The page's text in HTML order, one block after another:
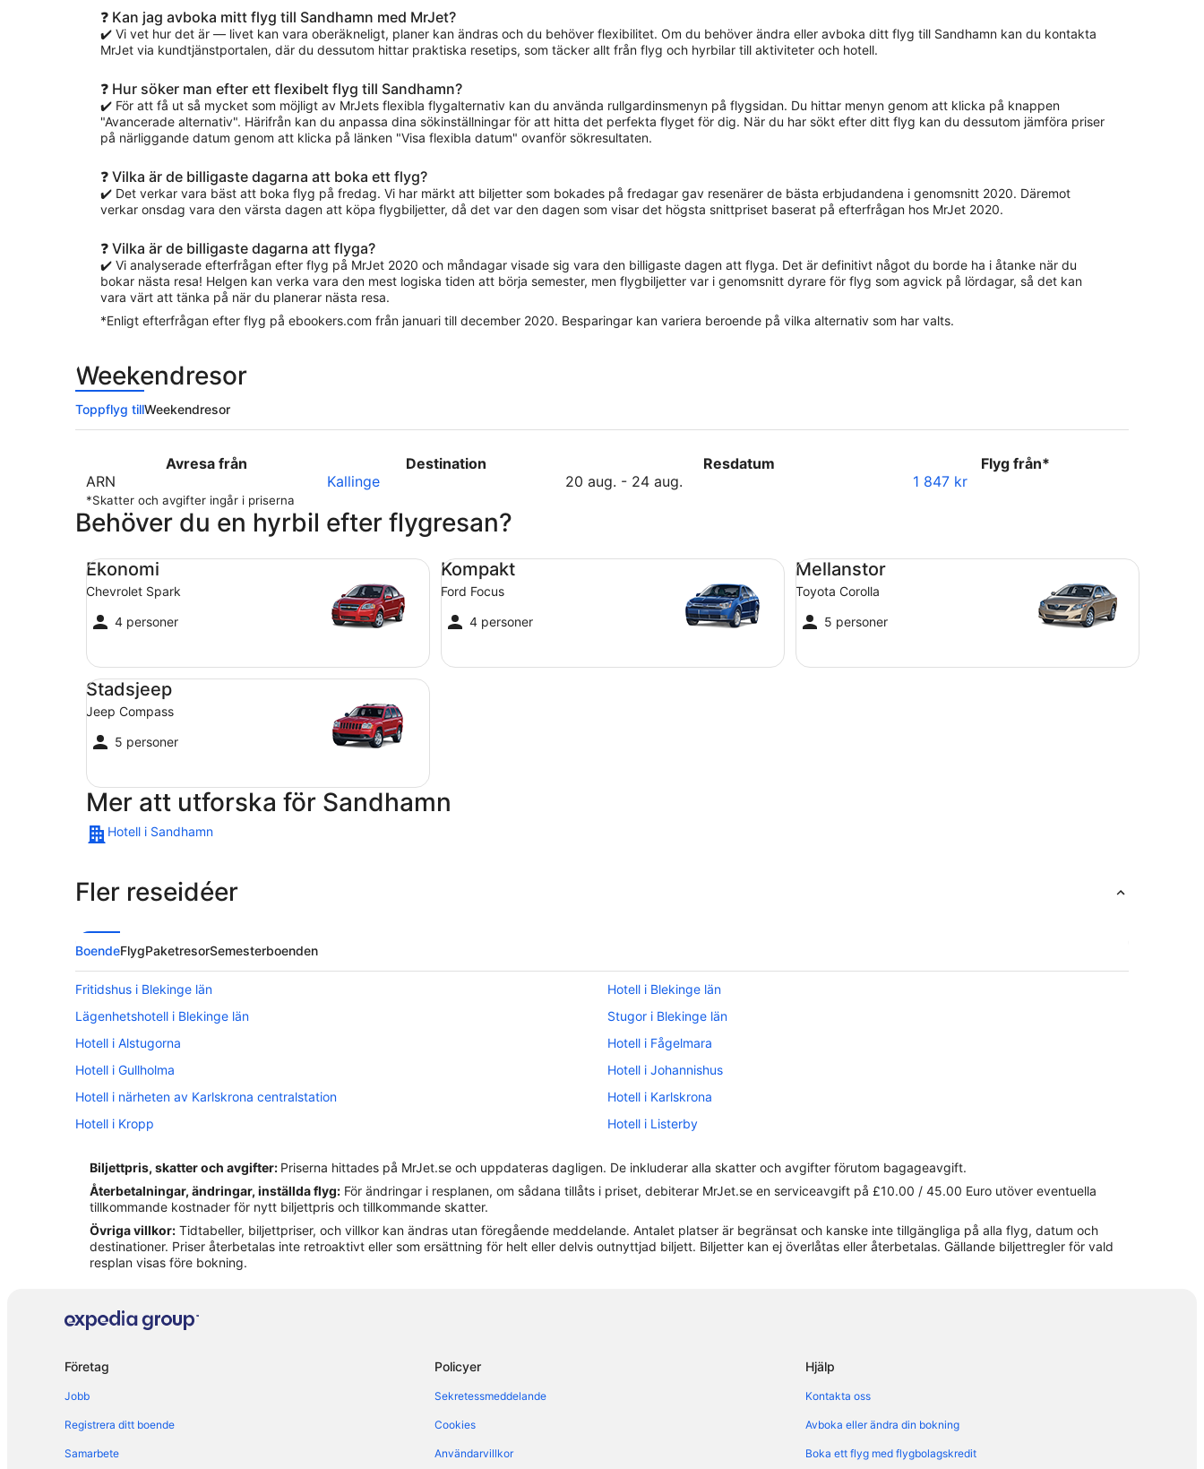
❓ Kan jag avboka mitt flyg till Sandhamn med MrJet?
✔️ Vi vet hur det är — livet kan vara oberäkneligt, planer kan ändras och du behöver flexibilitet. Om du behöver ändra eller avboka ditt flyg till Sandhamn kan du kontakta
MrJet via kundtjänstportalen, där du dessutom hittar praktiska resetips, som täcker allt från flyg och hyrbilar till aktiviteter och hotell.
❓ Hur söker man efter ett flexibelt flyg till Sandhamn?
✔️ För att få ut så mycket som möjligt av MrJets flexibla flygalternativ kan du använda rullgardinsmenyn på flygsidan. Du hittar menyn genom att klicka på knappen
"Avancerade alternativ". Härifrån kan du anpassa dina sökinställningar för att hitta det perfekta flyget för dig. När du har sökt efter ditt flyg kan du dessutom jämföra priser
på närliggande datum genom att klicka på länken "Visa flexibla datum" ovanför sökresultaten.
❓ Vilka är de billigaste dagarna att boka ett flyg?
✔️ Det verkar vara bäst att boka flyg på fredag. Vi har märkt att biljetter som bokades på fredagar gav resenärer de bästa erbjudandena i genomsnitt 2020. Däremot
verkar onsdag vara den värsta dagen att köpa flygbiljetter, då det var den dagen som visar det högsta snittpriset baserat på efterfrågan hos MrJet 2020.
❓ Vilka är de billigaste dagarna att flyga?
✔️ Vi analyserade efterfrågan efter flyg på MrJet 2020 och måndagar visade sig vara den billigaste dagen att flyga. Det är definitivt något du borde ha i åtanke när du
bokar nästa resa! Helgen kan verka vara den mest logiska tiden att börja semester, men flygbiljetter var i genomsnitt dyrare för flyg som agvick på lördagar, så det kan
vara värt att tänka på när du planerar nästa resa.
*Enligt efterfrågan efter flyg på ebookers.com från januari till december 2020. Besparingar kan variera beroende på vilka alternativ som har valts.
Weekendresor
Toppflyg tillWeekendresor
Avresa från Destination Resdatum
Flyg från*
ARN
Kallinge 20 aug. - 24 aug. 1 847 kr
*Skatter och avgifter ingår i priserna
Behöver du en hyrbil efter flygresan?
Ekonomi
Chevrolet Spark
4 personer
Ekonomi Chevrolet Spark
Kompakt
Ford Focus
4 personer
Kompakt Ford Focus
Mellanstor
Toyota Corolla
5 personer
Mellanstor Toyota Corolla
Stadsjeep
Jeep Compass
5 personer
Stadsjeep Jeep Compass
Mer att utforska för Sandhamn
Hotell i Sandhamn
Fler reseidéer
BoendeFlygPaketresorSemesterboenden
Fritidshus i Blekinge län
Hotell i Blekinge län
Lägenhetshotell i Blekinge län
Stugor i Blekinge län
Hotell i Alstugorna
Hotell i Fågelmara
Hotell i Gullholma
Hotell i Johannishus
Hotell i närheten av Karlskrona centralstation
Hotell i Karlskrona
Hotell i Kropp
Hotell i Listerby
Hotell i Östra Karsbo
Hotell i Ramdala
Hotell i Rödeby
Hotell i Sjuhalla
Hotell i Sturkö
Hotell i Torhamn
Husvagnscampingar i Karlskrona
Biljettpris, skatter och avgifter: Priserna hittades på MrJet.se och uppdateras dagligen. De inkluderar alla skatter och avgifter förutom bagageavgift.
Återbetalningar, ändringar, inställda flyg: För ändringar i resplanen, om sådana tillåts i priset, debiterar MrJet.se en serviceavgift på £10.00 / 45.00 Euro utöver eventuella
tillkommande kostnader för nytt biljettpris och tillkommande skatter.
Övriga villkor: Tidtabeller, biljettpriser, och villkor kan ändras utan föregående meddelande. Antalet platser är begränsat och kanske inte tillgängliga på alla flyg, datum och
destinationer. Priser återbetalas inte retroaktivt eller som ersättning för helt eller delvis outnyttjad biljett. Biljetter kan ej överlåtas eller återbetalas. Gällande biljettregler för vald
resplan visas före bokning.
Företag
Jobb
Registrera ditt boende
Samarbete
Policyer
Sekretessmeddelande
Cookies
Användarvillkor
Hjälp
Kontakta oss
Avboka eller ändra din bokning
Boka ett flyg med flygbolagskredit